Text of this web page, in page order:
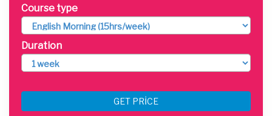
Course type
Duration
GET PRICE